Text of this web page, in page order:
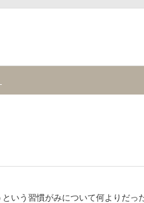
いう習慣がみについて何よりだっ